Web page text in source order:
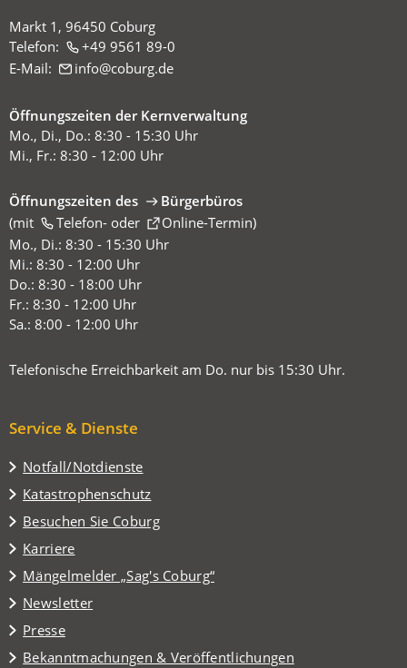
Markt 1, 96450 Coburg
Telefon:
+49 9561 89-0
E-Mail:
info coburg de
Öffnungszeiten der Kernverwaltung
Mo., Di., Do.: 8:30 - 15:30 Uhr
Mi., Fr.: 8:30 - 12:00 Uhr
Öffnungszeiten des
Bürgerbüros
(mit
Telefon-oder Online-Termin
(Öffnet
in
einem
neuen
Tab)
)
Mo., Di.: 8:30 - 15:30 Uhr
Mi.: 8:30 - 12:00 Uhr
Do.: 8:30 - 18:00 Uhr
Fr.: 8:30 - 12:00 Uhr
Sa.: 8:00 - 12:00 Uhr
Telefonische Erreichbarkeit am Do. nur bis 15:30 Uhr.
Service & Dienste
Notfall/Notdienste
Katastrophenschutz
Besuchen Sie Coburg
(Öffnet
in
einem
neuen
Tab)
Karriere
Mängelmelder „Sag's Coburg“
(Öffnet
in
einem
neuen
Tab)
Newsletter
Presse
Bekanntmachungen & Veröffentlichungen